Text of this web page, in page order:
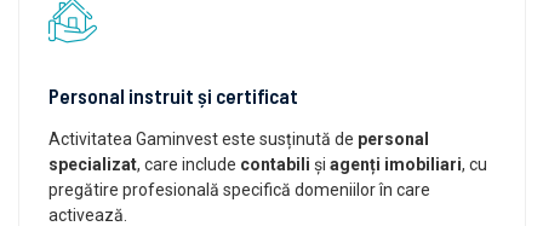
Personal instruit și certificat
Activitatea Gaminvest este susținută de personal
specializat, care include contabili și agenți imobiliari, cu
pregătire profesională specifică domeniilor în care
activează.